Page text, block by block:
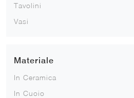
Tavolini
Vasi
Materiale
In Ceramica
In Cuoio